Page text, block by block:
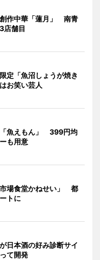
作中華「蓮月」 南青
店舗目
定「魚沼しょうが焼き
お笑い芸人
魚えもん」 399円均
も用意
場食堂かねせい」 都
トに
日本酒の好み診断サイ
て開発